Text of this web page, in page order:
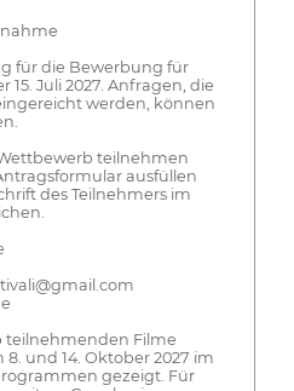
für die Bewerbung für
Juli 2027. Anfragen, die
werden, können
teilnehmen
ausfüllen
des Teilnehmers im
teilnehmenden Filme
und 14. Oktober 2027 im
gezeigt. Für